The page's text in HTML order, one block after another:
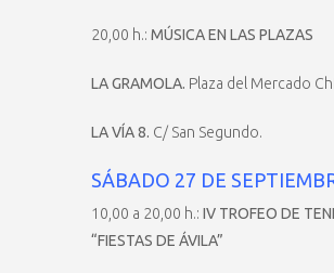
20,00 h.: MÚSICA EN LAS PLAZAS
LA GRAMOLA. Plaza del Mercado
LA VÍA 8. C/ San Segundo.
SÁBADO 27 DE
10,00 a 20,00 h.: IV TROFEO DE
“FIESTAS DE ÁVILA”